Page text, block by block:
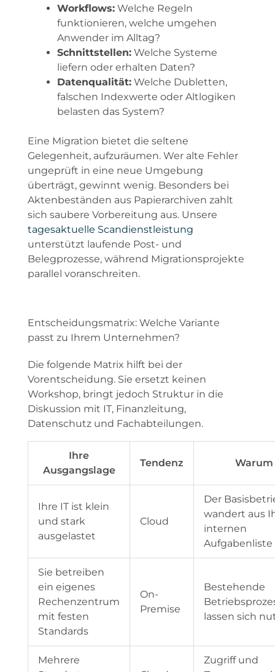
Workflows: Welche Regeln
funktionieren, welche umgehen
Anwender im Alltag?
Schnittstellen: Welche Systeme
liefern oder erhalten Daten?
Datenqualität: Welche Dubletten,
falschen Indexwerte oder Altlogiken
belasten das System?
Eine Migration bietet die seltene
Gelegenheit, aufzuräumen. Wer alte Fehler
ungeprüft in eine neue Umgebung
überträgt, gewinnt wenig. Besonders bei
Aktenbeständen aus Papierarchiven zahlt
sich saubere Vorbereitung aus. Unsere
tagesaktuelle Scandienstleistung
unterstützt laufende Post- und
Belegprozesse, während Migrationsprojekte
parallel voranschreiten.
Entscheidungsmatrix: Welche Variante
passt zu Ihrem Unternehmen?
Die folgende Matrix hilft bei der
Vorentscheidung. Sie ersetzt keinen
Workshop, bringt jedoch Struktur in die
Diskussion mit IT, Finanzleitung,
Datenschutz und Fachabteilungen.
Ihre
Ausgangslage
Tendenz Warum
Ihre IT ist klein
und stark
ausgelastet
Cloud
Der
wandert aus
internen
Aufgabenliste
Sie betreiben
ein eigenes
Rechenzentrum
mit festen
Standards
On-
Premise
Bestehende
lassen sich
Mehrere
Zugriff und